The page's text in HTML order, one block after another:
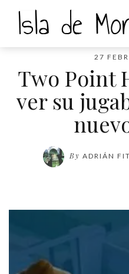
27
Two Point
ver su
By ADRIÁN